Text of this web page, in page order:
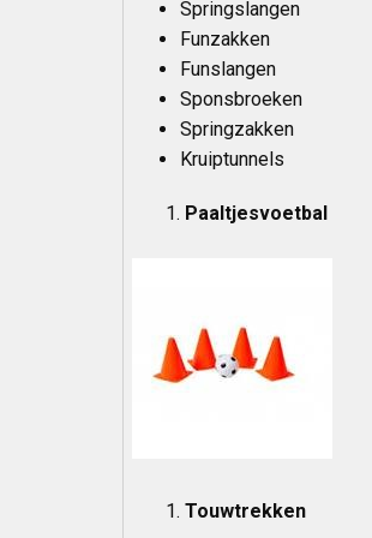
Springslangen
Funzakken
Funslangen
Sponsbroeken
Springzakken
Kruiptunnels
Paaltjesvoetbal
Touwtrekken